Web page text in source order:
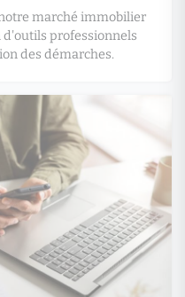
marché immobilier
professionnels
des démarches.